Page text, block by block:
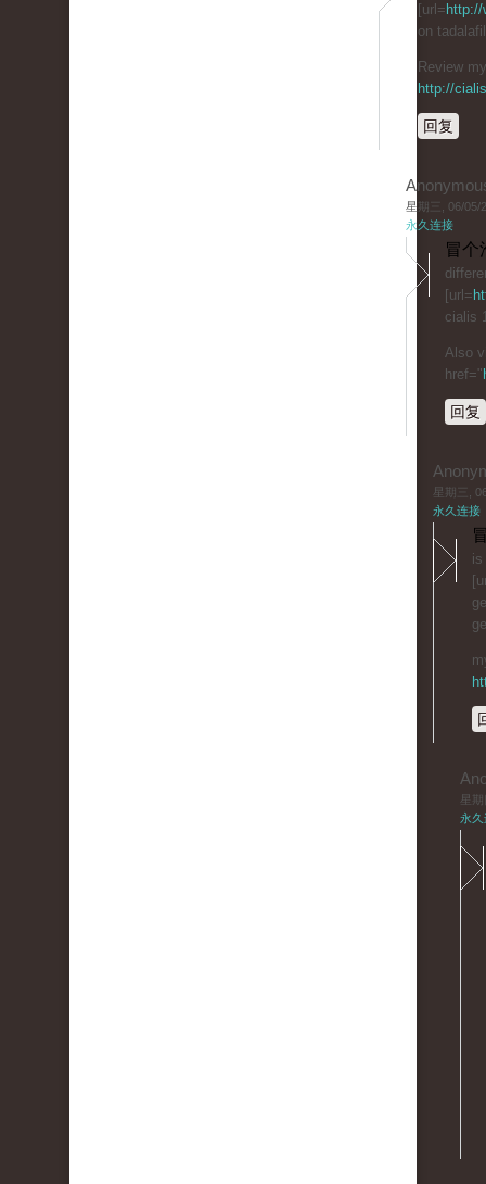
[url=
on
Review
http://
回复
星期三, 06/05/
永久连接
冒个
[url=
cialis
Also
href="
回复
星期三,
永久连接
is
星
永久